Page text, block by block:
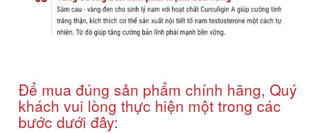
Để mua đúng sản phẩm chính hãng, Quý
khách vui lòng thực hiện một trong các
bước dưới đây: